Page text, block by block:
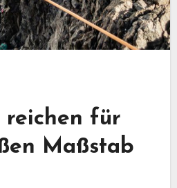
reichen für
Maßstab